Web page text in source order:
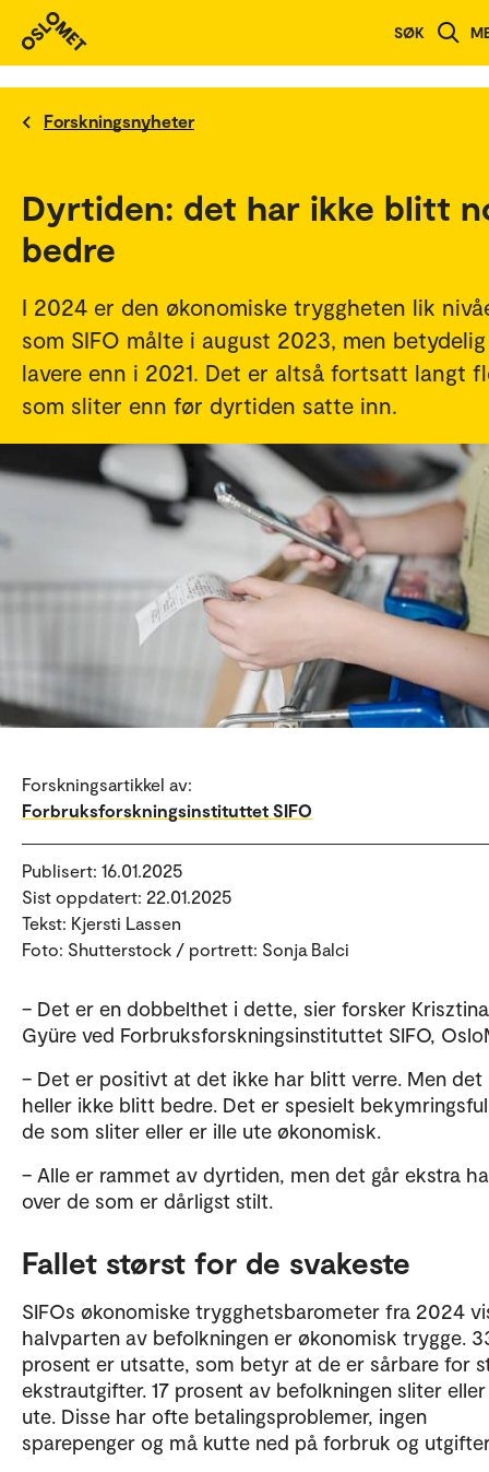
SØK
Forskningsnyheter
Dyrtiden: det har ikke blitt
bedre
I 2024 er den økonomiske tryggheten lik
som SIFO målte i august 2023, men betydelig
lavere enn i 2021. Det er altså fortsatt langt
som sliter enn før dyrtiden satte inn.
Forskningsartikkel av:
Forbruksforskningsinstituttet SIFO
Publisert: 16.01.2025
Sist oppdatert: 22.01.2025
Tekst: Kjersti Lassen
Foto: Shutterstock / portrett: Sonja Balci
– Det er en dobbelthet i dette, sier forsker Krisztina
Gyüre ved Forbruksforskningsinstituttet SIFO,
– Det er positivt at det ikke har blitt verre. Men det
heller ikke blitt bedre. Det er spesielt
de som sliter eller er ille ute økonomisk.
– Alle er rammet av dyrtiden, men det går ekstra
over de som er dårligst stilt.
Fallet størst for de svakeste
SIFOs økonomiske trygghetsbarometer fra 2024
halvparten av befolkningen er økonomisk trygge.
prosent er utsatte, som betyr at de er sårbare for
ekstrautgifter. 17 prosent av befolkningen sliter
ute. Disse har ofte betalingsproblemer, ingen
sparepenger og må kutte ned på forbruk og